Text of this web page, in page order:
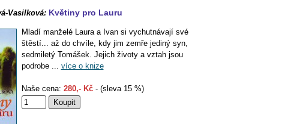
Vasilková: Květiny pro Lauru
Mladí manželé Laura a Ivan si vychutnávají své
štěstí... až do chvíle, kdy jim zemře jediný syn,
sedmiletý Tomášek. Jejich životy a vztah jsou
podrobe ... více o knize
Naše cena: 280,- Kč- (sleva 15 %)